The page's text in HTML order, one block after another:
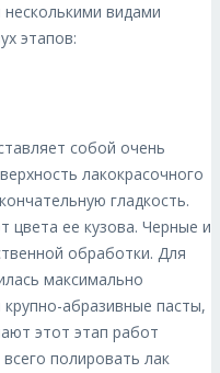
видами
этапов:
собой очень
лакокрасочного
гладкость.
цвета ее кузова. Черные и
обработки. Для
максимально
абразивные пасты,
этот этап работ
полировать лак